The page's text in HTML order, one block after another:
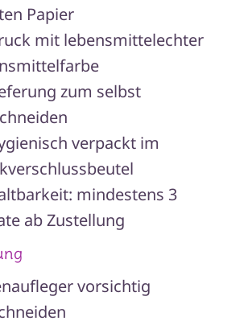
Papier
mit lebensmittelechter
zum selbst
verpackt im
mindestens 3
ab Zustellung
vorsichtig